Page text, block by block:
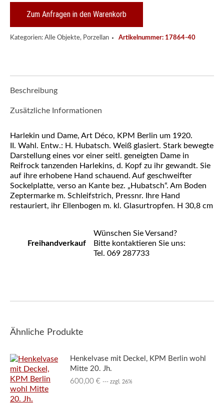
Zum Anfragen in den Warenkorb
Kategorien: Alle Objekte, Porzellan Artikelnummer: 17864-40
Beschreibung
Zusätzliche Informationen
Harlekin und Dame, Art Déco, KPM Berlin um 1920.
II. Wahl. Entw.: H. Hubatsch. Weiß glasiert. Stark bewegte
Darstellung eines vor einer seitl. geneigten Dame in
Reifrock tanzenden Harlekins, d. Kopf zu ihr gewandt. Sie
auf ihre erhobene Hand schauend. Auf geschweifter
Sockelplatte, verso an Kante bez. „Hubatsch“. Am Boden
Zeptermarke m. Schleifstrich, Pressnr. Ihre Hand
restauriert, ihr Ellenbogen m. kl. Glasurtropfen. H 30,8 cm
Freihandverkauf
Wünschen Sie Versand?
Bitte kontaktieren Sie uns:
Tel. 069 287733
Ähnliche Produkte
Henkelvase mit Deckel, KPM Berlin wohl
Mitte 20. Jh.
600,00 € --- zzgl. 26%